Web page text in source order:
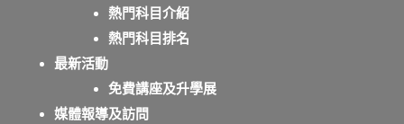
熱門科目介紹
熱門科目排名
最新活動
免費講座及升學展
媒體報導及訪問